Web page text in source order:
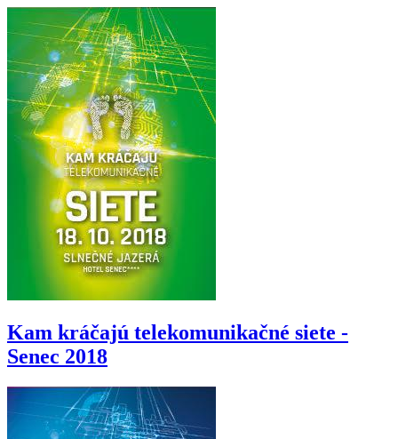
Kam kráčajú telekomunikačné siete -
Senec 2018